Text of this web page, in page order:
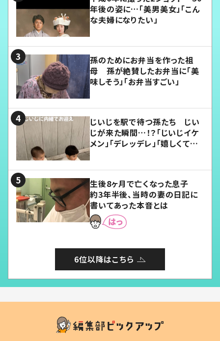
年後の姿に…「美男美女」「こん
な夫婦になりたい」
孫のためにお弁当を作った祖
母 孫が絶賛したお弁当に「美
味しそう」「お弁当すごい」
じいじを駅で待つ孫たち じい
じが来た瞬間…！？「じいじイケ
メン」「デレッデレ」「嬉しくて可
生後8ヶ月で亡くなった息子
約3年半後、当時の妻の日記に
書いてあった本音とは
6位以降はこちら